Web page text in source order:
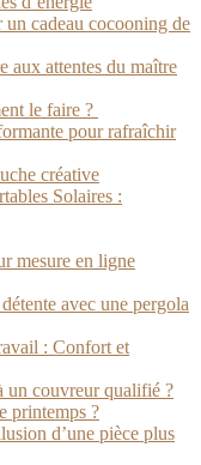
cadeau cocooning de
aux attentes du maître
le faire ?
pour rafraîchir
créative
Solaires :
mesure en ligne
avec une pergola
: Confort et
un couvreur qualifié ?
printemps ?
d’une pièce plus